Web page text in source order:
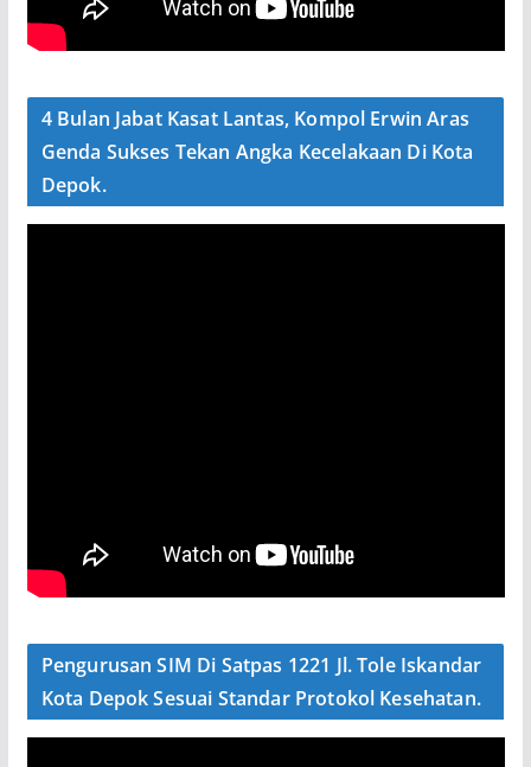
4 Bulan Jabat Kasat Lantas, Kompol Erwin Aras
Genda Sukses Tekan Angka Kecelakaan Di Kota
Depok.
Pengurusan SIM Di Satpas 1221 Jl. Tole Iskandar
Kota Depok Sesuai Standar Protokol Kesehatan.